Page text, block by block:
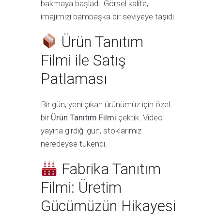
bakmaya başladı. Görsel kalite,
imajımızı bambaşka bir seviyeye taşıdı.
Ürün Tanıtım
Filmi ile Satış
Patlaması
Bir gün, yeni çıkan ürünümüz için özel
bir Ürün Tanıtım Filmi çektik. Video
yayına girdiği gün, stoklarımız
neredeyse tükendi.
Fabrika Tanıtım
Filmi: Üretim
Gücümüzün Hikayesi